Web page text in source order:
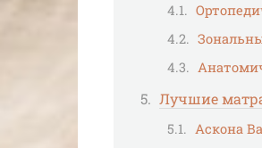
Лучшие
Аскона